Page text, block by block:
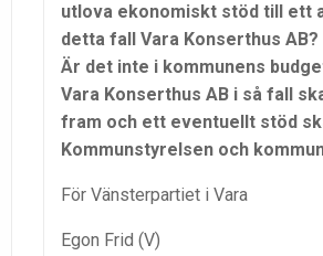
utlova ekonomiskt stöd till ett
detta fall Vara Konserthus AB?
Är det inte i kommunens
Vara Konserthus AB i så fall
fram och ett eventuellt stöd
Kommunstyrelsen och
För Vänsterpartiet i Vara
Egon Frid (V)